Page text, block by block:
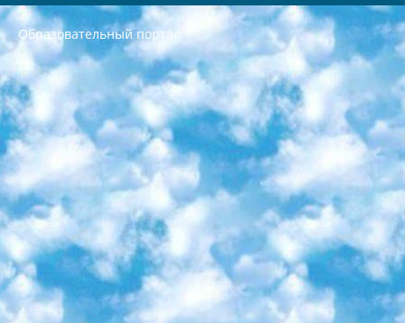
Образовательный портал
РЕСПУБЛИКА УЗБЕКИСТАН МИНИСТРЕРСТВО ДОШКОЛЬНОГО И ШКОЛЬНОГО ОБРАЗОВАНИЯ КОМАНДА в общеобразовательных учреждениях в 2023-2024 учебном году организация и проведение итоговой государственной аттестации обучающихся о Министра дошкольного и школьного образования Республики Узбекистан от 4 марта 2008 года (постановлением Минюста от 20 марта 2008 года № 1778 государственной регистрации) «Итоговое состояние учащихся общего среднего образования на основании положения об утверждении положения об аттестации общего среднего образования выпускной экзамен студентов в образовательных учреждениях в 2023-2024 учебном году В целях организации и прохождения аттестации приказываю: 1. Следующее: перечень предметов, по которым будет проводиться итоговая государственная аттестация и экзамен формы перевода согласно приложению 1; сертификаты международного образца, оценивающие уровень владения иностранными языками перечень согласно приложению 2; 2. Педагогический при специализированных образовательных учреждениях. научно-практический центр квалификации и международной оценки (Д.Давидова) 2024 г. До 25 марта: задания по предметам, по которым будет проводиться итоговая аттестация разработка и утверждение технических условий; итоговая аттестация на основании разработанного предметного задания разработка вопросов по предметам (устно и письменно), экзамен передача; общеобразовательные средние школы и специальные учебные заведения учащиеся выпускных классов школ и интернатов в агентской системе подготовка базы данных экзаменационных материалов и критериев оценки; перевод базы экзаменационных материалов на все языки обучения подать в Республиканский образовательный центр для изготовления; варианты экзаменов на основе разработанных контрольных материалов пусть будут поставлены задачи формирования. 3. Республиканский образовательный центр (Ш.Худайкулов) до 5 апреля 2024 года. до: база данных предоставленных экзаменационных материалов на все языки обучения перевод и экспертиза; для слепых, слабовидящих, глухих, слабослышащих и умственно отсталых детей учащиеся выпускных классов специализированных школ и школ-интернатов база данных экзаменационных материалов на всех преподаваемых языках подготовка критериев оценки; специализированные школы для умственно отсталых детей и технологии для учащихся выпускных классов школ-интернатов разработка соответствующих рекомендаций и критериев проведения ЕГЭ по естествознанию давать задания. 4. Педагогический при специализированных образовательных учреждениях. Научно-практический центр навыков и международной оценки (Д.Давидова), Республика образовательный центр (Худайкулов Ш.) итоговый государственный аттестационный экзамен ориентирован на творческое и логическое мышление при подготовке базы материалов учитывать введение заданий. 5. Следует отметить, что: сертификат государственного образца о знании общеобразовательного предмета и как минимум национальный уровень B1 по предметам на иностранных языках, указанным в Приложении 2. или международно признанный сертификат эквивалентного уровня студенты, изучающие определенный предмет, освобождаются от экзамена; по соответствующим предметам запланирована итоговая государственная аттестация за день до дня, путем жеребьевки Рабочей группой (в письменной форме по предметам, проводимым в форме) из числа сформированных вариантов выбрано 2 варианта; 2 выбранных варианта экзамена анонсированы на официальном сайте министерства и все выпускники по всей стране на основе этих вариантов проводит итоговую государственную аттестацию. 6. Государственное образование учащихся средних общеобразовательных учреждений. знания в соответствии с квалификационными требованиями, которые необходимо приобрести на основании стандартов итоговый (выпускной) контроль для 9 и 11 классов в целях тестирования Экзамены (далее – экзамены) состоят из предметов, перечисленных в приложении 1. будет сделано. 7. Экзамены пройдут с 26 мая по 15 июня 2024 г. (кроме науки физического воспитания). 8. Физическая для учащихся 9 классов общесредних образовательных учреждений. Экзамены по предмету «Образование, квалификация медицина» 1-6 мая 2024 года. сотрудники перевести под присмотр (с отклонениями в физическом или умственном развитии) специализированная школа для детей, школы-интернаты и со сколиозом школы-интернаты санаторного типа для больных детей исключены). 9. Он был слепым, слабовидящим и имел нарушения опорно-двигательного аппарата. экзамены в специализированных школах и интернатах для детей должны проводиться исходя из требований, предъявляемых к общеобразовательным учреждениям (физкультура кроме науки). 10. Специализированная школа для глухих и слабослышащих детей. и экзамены в интернатах и быть реализован в виде письменного теста по математике. 11. Специальность для умственно отсталых детей. Для 9 класса Родной язык и литературное письмо Государственный язык (язык обучения – узбекский). для неклассов) написано Математическое письмо Письменная/устная история Узбекистана Физическое воспитание практично Итоговый контроль Для 11 класса Написание родного языка и литературы (эссе) Математическое письмо Узбекский язык (обучение на узбекском языке) не посещающее общее среднее образование для учреждений)/Образовательное учреждение выбор письменный и устный Иностранный язык письменный/устный Письменная/устная история Узбекистана *По выбору студента:  Химия  Физика  Основы государственного права  География 10 бесплатных образовательных ресурсов - Мы составили подборку онлайн-проектов с интерактивными упражнениями, видеолекциями и статьями. Они помогут вам обрести новые и освежить старые знания бесплатно. 1. «ИНТУИТ» Старейшая образовательная площадка Рунета. Здесь вы найдёте сотни текстовых и видеокурсов на десятки различных тем — от программирования до психологии. Многие курсы подготовлены российскими университетами и крупными международными компаниями вроде Intel и Microsoft. Самостоятельное обучение бесплатное, но желающие могут оплатить услуги персональных наставников. 2. «Смартия» знакомит с актуальными профессиями и подсказывает, как им обучаться. Выбрав заинтересовавшую вас специальность — SMM-специалист, фотограф, веб-дизайнер или другую, — увидите список необходимых для неё умений. Чтобы вы могли освоить их самостоятельно, для каждого умения площадка отображает подборку ссылок на учебные материалы. Хотя «Смартия» ориентируется на русскоязычную аудиторию, часть контента всё же доступна только на английском. 3. «Лекторий Физтеха» Проект Московского физико-технического института (Физтеха). С его помощью вы можете смотреть онлайн серии лекций, записанные на видео в этом вузе. В числе доступных предметов — физика, биология, химия, информационные технологии и другие. К некоторым лекциям администрация ресурса прилагает готовые конспекты, которые можно скачивать в PDF-формате. 4. ITMOcourses Онлайн-площадка Санкт-Петербургского национального исследовательского университета информационных технологий, механики и оптики (ИТМО). Ресурс предоставляет свободный доступ к курсам, разработанным в этом вузе. Каталог материалов разбит на четыре категории: «Оптические системы и технологии», «Приборостроение и робототехника», «Информационные технологии» и «Биотехнологии». Курсы состоят из видеолекций, интерактивных демонстраций и заданий. 5. «КиберЛенинка» Электронная научная библиотека открытого доступа. Каталог площадки регулярно обрастает текстами статей из различных научных изданий. Сгруппированные по журналам и рубрикам публикации можно читать онлайн или скачивать целиком в PDF-формате. Проект нацелен на популяризацию науки за счёт открытого доступа к качественной информации. 6. «ПостНаука» На этом ресурсе публикуют подборки видеолекций, составленные экспертами из разных отраслей и объединённые общими темами. Среди них, к примеру, есть серии «Биоинформатика и геномика», «Культура средневековой Скандинавии» и Cinema Studies о теории кино. Каждая подборка лекций — логически связанная история, рассказанная экспертом от первого лица. Кроме того, на сайте появляются научно-образовательные статьи и тесты на разные темы. 7. «Newочём» Команда проекта «Newочём» отбирает самые интересные тексты из англоязычных СМИ и переводит те из них, за которые голосуют участники сообщества «ВКонтакте». По большей части это научно-популярные статьи. Редакторы придумывают лишь заголовки, в остальном содержание переводов соответствует оригиналам. Полные тексты можно читать прямо в социальной сети. 8. InternetUrok Онлайн-база материалов по основным дисциплинам школьной программы. Информация на сайте структурирована по классам, предметам и темам (урокам). Каждый урок состоит из видеолекций и конспектов. Есть также интерактивные тренажёры и тесты для закрепления пройденного материала. Даже если вы давно окончили школу, возможность повторить программу старших классов всегда может пригодиться. 9. Edutainme Ещё один ресурс об образовании. В отличие от Newtonew, как мне кажется, Edutainme больше ориентируется на представителей индустрии: педагогов, предпринимателей, разработчиков образовательных проектов. Но и любой, кто просто стремится к саморазвитию, найдёт на сайте много полезного и интересного для себя. Например, информацию о новых курсах и образовательных сервисах. 10. Newtonew Онлайн-медиа об образовании и обучении в широком смысле. Авторы Newtonew пишут об инструментах, заведениях, тактиках и стратегиях, которые помогают учить других и получать новые знания самостоятельно. На этой площадке вы найдёте новости, обзоры, аналитические мат